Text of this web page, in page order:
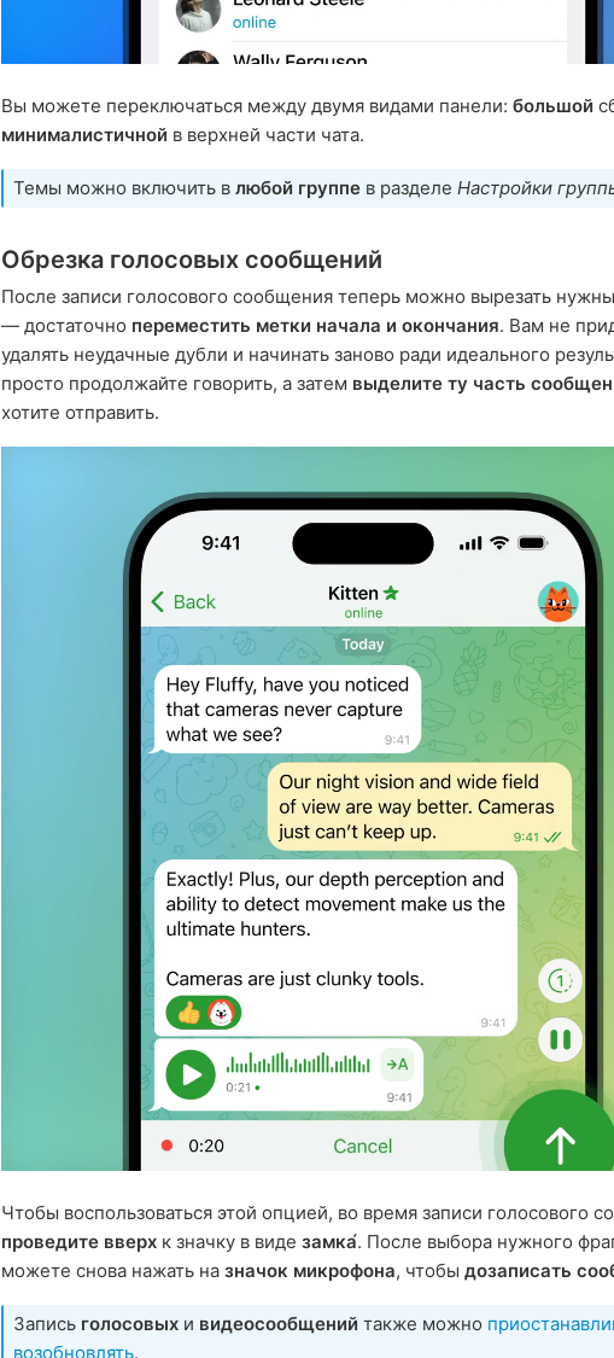
Вы можете переключаться между двумя видами панели: большой
минималистичной в верхней части чата.
Темы можно включить в любой группе в разделе Настройки
Обрезка голосовых сообщений
После записи голосового сообщения теперь можно вырезать
— достаточно переместить метки начала и окончания. Вам не
удалять неудачные дубли и начинать заново ради идеального
просто продолжайте говорить, а затем выделите ту часть
хотите отправить.
Чтобы воспользоваться этой опцией, во время записи голосового
проведите вверх к значку в виде замка́. После выбора нужного
можете снова нажать на значок микрофона, чтобы дозаписать
Запись голосовых и видеосообщений также можно
возобновлять.